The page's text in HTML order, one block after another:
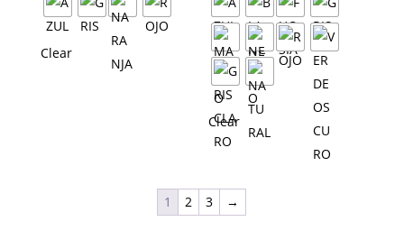
Clear
Clear
1 2 3 →